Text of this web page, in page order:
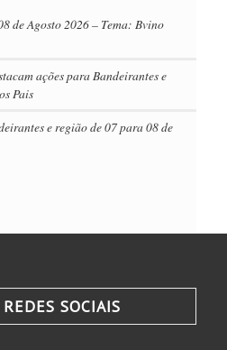
de Agosto 2026 – Tema: Bvino
ações para Bandeirantes e
Pais
e região de 07 para 08 de
SOCIAIS